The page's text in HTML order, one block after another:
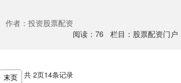
作者：投资股票配资
阅读： 76 栏目： 股票配资门户
末页 共 2页14条记录